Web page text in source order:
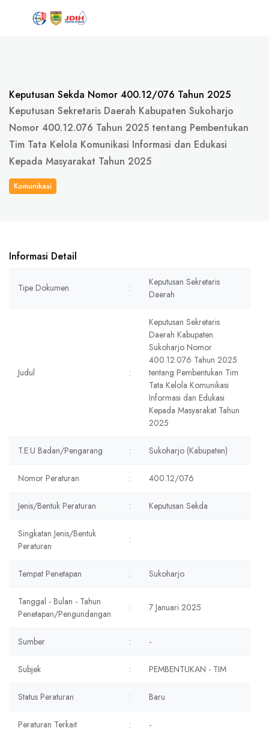
Keputusan Sekda Nomor 400.12/076 Tahun 2025
Keputusan Sekretaris Daerah Kabupaten Sukoharjo
Nomor 400.12.076 Tahun 2025 tentang Pembentukan
Tim Tata Kelola Komunikasi Informasi dan Edukasi
Kepada Masyarakat Tahun 2025
Komunikasi
Informasi Detail
Tipe Dokumen :
Keputusan Sekretaris
Daerah
Judul :
Keputusan Sekretaris
Daerah Kabupaten
Sukoharjo Nomor
400.12.076 Tahun 2025
tentang Pembentukan Tim
Tata Kelola Komunikasi
Informasi dan Edukasi
Kepada Masyarakat Tahun
2025
T.E.U Badan/Pengarang : Sukoharjo (Kabupaten)
Nomor Peraturan : 400.12/076
Jenis/Bentuk Peraturan : Keputusan Sekda
Singkatan Jenis/Bentuk
Peraturan
:
Tempat Penetapan : Sukoharjo
Tanggal - Bulan - Tahun
Penetapan/Pengundangan
: 7 Januari 2025
Sumber : -
Subjek : PEMBENTUKAN - TIM
Status Peraturan : Baru
Peraturan Terkait : -